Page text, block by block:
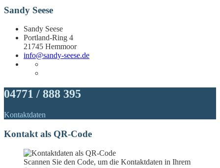
Sandy Seese
Sandy Seese
Portland-Ring 4
21745 Hemmoor
info@sandy-seese.de
04771 / 888 395
Kontaktdaten
Kontakt als QR-Code
Scannen Sie den Code, um die Kontaktdaten in Ihrem